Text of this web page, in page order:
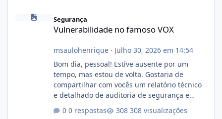
Vulnerabilidade no famoso VOX
Segurança
Vulnerabilidade no famoso VOX
msaulohenrique· Julho 30, 2026 em 14:54
Bom dia, pessoal! Estive ausente por um
tempo, mas estou de volta. Gostaria de
compartilhar com vocês um relatório técnico
e detalhado de auditoria de segurança e
conformidade referente ao VOXPANEL (versão
atualmente em circulação e comercialização
0 respostas 308 visualizações